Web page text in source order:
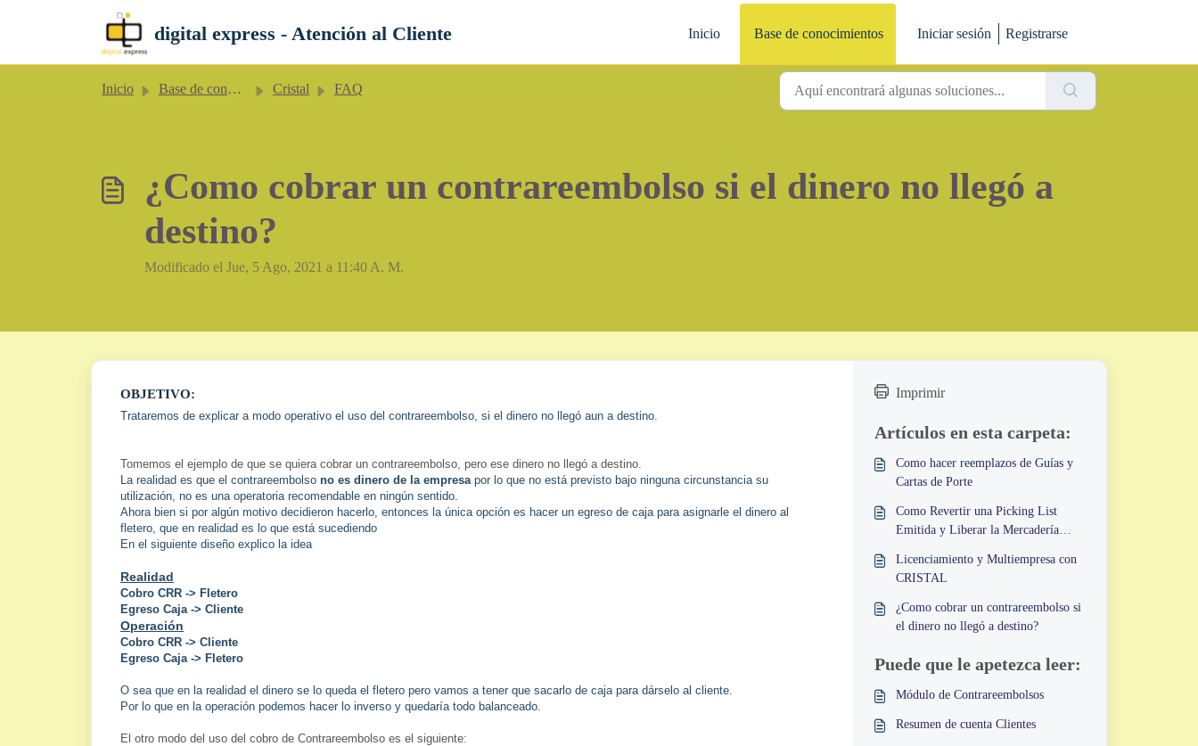
digital express - Atención al Cliente Inicio Base de conocimientos Iniciar sesión Registrarse
Inicio Base de conocimientos Cristal FAQ
¿Como cobrar un contrareembolso si el dinero no llegó a
destino?
Modificado el Jue, 5 Ago, 2021 a 11:40 A. M.
OBJETIVO:
Trataremos de explicar a modo operativo el uso del contrareembolso, si el dinero no llegó aun a destino.
Tomemos el ejemplo de que se quiera cobrar un contrareembolso, pero ese dinero no llegó a destino.
La realidad es que el contrareembolso no es dinero de la empresapor lo que no está previsto bajo ninguna circunstancia su
utilización, no es una operatoria recomendable en ningún sentido.
Ahora bien si por algún motivo decidieron hacerlo, entonces la única opción es hacer un egreso de caja para asignarle el dinero al
fletero, que en realidad es lo que está sucediendo
En el siguiente diseño explico la idea
Realidad
Cobro CRR -> Fletero
Egreso Caja -> Cliente
Operación
Cobro CRR -> Cliente
Egreso Caja -> Fletero
O sea que en la realidad el dinero se lo queda el fletero pero vamos a tener que sacarlo de caja para dárselo al cliente.
Por lo que en la operación podemos hacer lo inverso y quedaría todo balanceado.
El otro modo del uso del cobro de Contrareembolso es el siguiente:
Imprimir
Artículos en esta carpeta:
Como hacer reemplazos de Guías y
Cartas de Porte
Como Revertir una Picking List
Emitida y Liberar la Mercadería
Licenciamiento y Multiempresa con
CRISTAL
¿Como cobrar un contrareembolso si
el dinero no llegó a destino?
Puede que le apetezca leer:
Módulo de Contrareembolsos
Resumen de cuenta Clientes